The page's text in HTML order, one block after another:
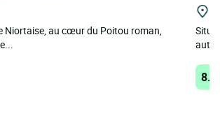
Niortaise, au cœur du Poitou roman,